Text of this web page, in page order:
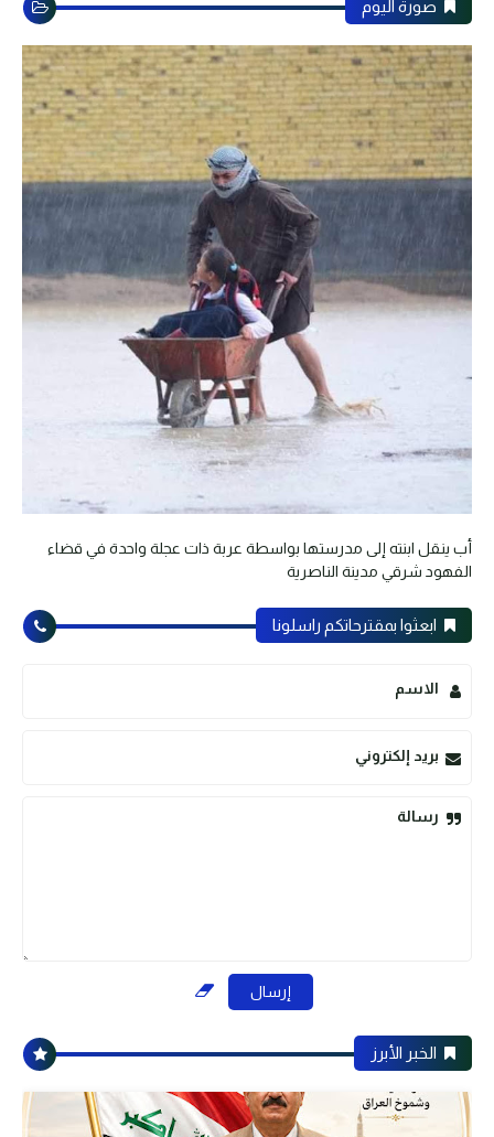
صورة اليوم
أب ينقل ابنته إلى مدرستها بواسطة عربة ذات عجلة واحدة في قضاء
الفهود شرقي مدينة الناصرية
ابعثوا بمقترحاتكم راسلونا
الاسم
بريد إلكتروني
رسالة
الخبر الأبرز